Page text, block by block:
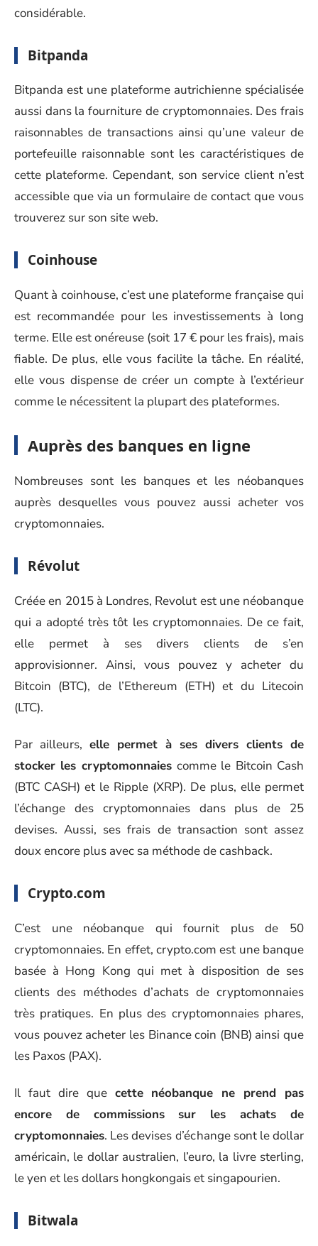
considérable.
Bitpanda
Bitpanda est une plateforme autrichienne spécialisée
aussi dans la fourniture de cryptomonnaies. Des frais
raisonnables de transactions ainsi qu’une valeur de
portefeuille raisonnable sont les caractéristiques de
cette plateforme. Cependant, son service client n’est
accessible que via un formulaire de contact que vous
trouverez sur son site web.
Coinhouse
Quant à coinhouse, c’est une plateforme française qui
est recommandée pour les investissements à long
terme. Elle est onéreuse (soit 17 € pour les frais), mais
fiable. De plus, elle vous facilite la tâche. En réalité,
elle vous dispense de créer un compte à l’extérieur
comme le nécessitent la plupart des plateformes.
Auprès des banques en ligne
Nombreuses sont les banques et les néobanques
auprès desquelles vous pouvez aussi acheter vos
cryptomonnaies.
Révolut
Créée en 2015 à Londres, Revolut est une néobanque
qui a adopté très tôt les cryptomonnaies. De ce fait,
elle permet à ses divers clients de s’en
approvisionner. Ainsi, vous pouvez y acheter du
Bitcoin (BTC), de l’Ethereum (ETH) et du Litecoin
(LTC).
Par ailleurs, elle permet à ses divers clients de
stocker les cryptomonnaies comme le Bitcoin Cash
(BTC CASH) et le Ripple (XRP). De plus, elle permet
l’échange des cryptomonnaies dans plus de 25
devises. Aussi, ses frais de transaction sont assez
doux encore plus avec sa méthode de cashback.
Crypto.com
C’est une néobanque qui fournit plus de 50
cryptomonnaies. En effet, crypto.com est une banque
basée à Hong Kong qui met à disposition de ses
clients des méthodes d’achats de cryptomonnaies
très pratiques. En plus des cryptomonnaies phares,
vous pouvez acheter les Binance coin (BNB) ainsi que
les Paxos (PAX).
Il faut dire que cette néobanque ne prend pas
encore de commissions sur les achats de
cryptomonnaies. Les devises d’échange sont le dollar
américain, le dollar australien, l’euro, la livre sterling,
le yen et les dollars hongkongais et singapourien.
Bitwala